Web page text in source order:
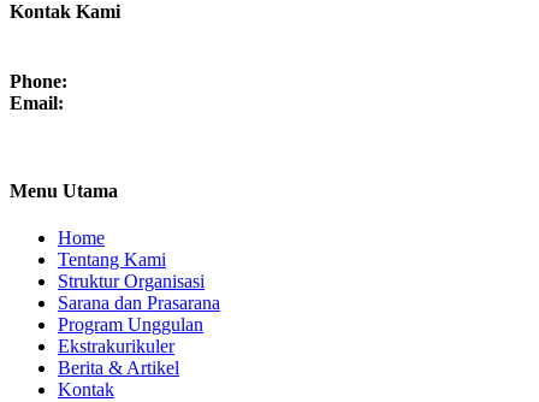
Kontak Kami
Phone:
Email:
Menu Utama
Home
Tentang Kami
Struktur Organisasi
Sarana dan Prasarana
Program Unggulan
Ekstrakurikuler
Berita & Artikel
Kontak